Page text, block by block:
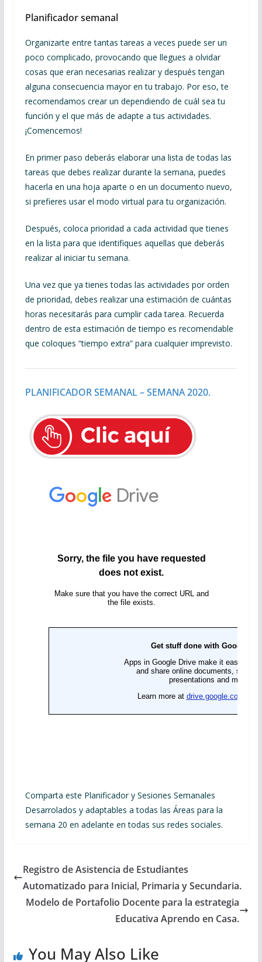
Planificador semanal
Organizarte entre tantas tareas a veces puede ser un
poco complicado, provocando que llegues a olvidar
cosas que eran necesarias realizar y después tengan
alguna consecuencia mayor en tu trabajo. Por eso, te
recomendamos crear un dependiendo de cuál sea tu
función y el que más de adapte a tus actividades.
¡Comencemos!
En primer paso deberás elaborar una lista de todas las
tareas que debes realizar durante la semana, puedes
hacerla en una hoja aparte o en un documento nuevo,
si prefieres usar el modo virtual para tu organización.
Después, coloca prioridad a cada actividad que tienes
en la lista para que identifiques aquellas que deberás
realizar al iniciar tu semana.
Una vez que ya tienes todas las actividades por orden
de prioridad, debes realizar una estimación de cuántas
horas necesitarás para cumplir cada tarea. Recuerda
dentro de esta estimación de tiempo es recomendable
que coloques “tiempo extra” para cualquier imprevisto.
PLANIFICADOR SEMANAL – SEMANA 2020.
Comparta este Planificador y Sesiones Semanales
Desarrolados y adaptables a todas las Áreas para la
semana 20 en adelante en todas sus redes sociales.
Registro de Asistencia de Estudiantes
Automatizado para Inicial, Primaria y Secundaria.
Modelo de Portafolio Docente para la estrategia
Educativa Aprendo en Casa.
You May Also Like